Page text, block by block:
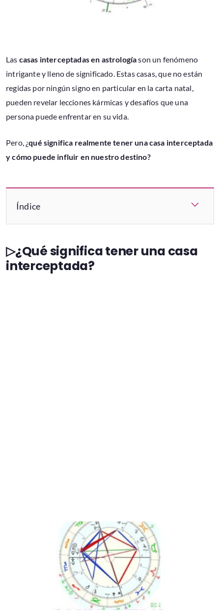
Las casas interceptadas en astrologíason un fenómeno
intrigante y lleno de significado. Estas casas, que no están
regidas por ningún signo en particular en la carta natal,
pueden revelar lecciones kármicas y desafíos que una
persona puede enfrentar en su vida.
Pero, ¿qué significa realmente tener una casa interceptada
y cómo puede influir en nuestro destino?
Índice
▷¿Qué significa tener una casa
interceptada?